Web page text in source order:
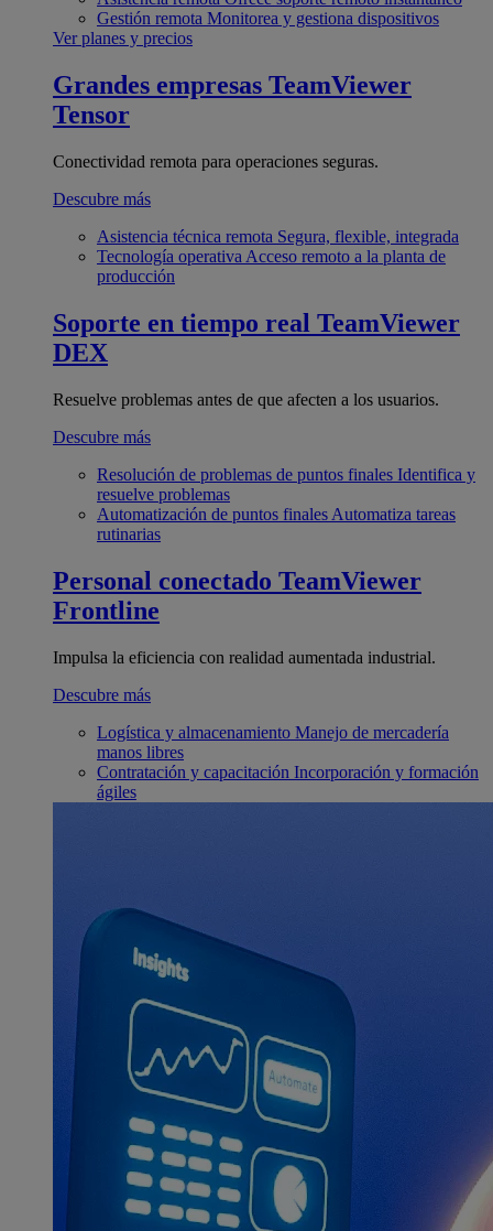
Gestión remota Monitorea y gestiona dispositivos
Ver planes y precios
Grandes empresas TeamViewer
Tensor
Conectividad remota para operaciones seguras.
Descubre más
Asistencia técnica remota Segura, flexible, integrada
Tecnología operativa Acceso remoto a la planta de
producción
Soporte en tiempo real TeamViewer
DEX
Resuelve problemas antes de que afecten a los usuarios.
Descubre más
Resolución de problemas de puntos finales Identifica y
resuelve problemas
Automatización de puntos finales Automatiza tareas
rutinarias
Personal conectado TeamViewer
Frontline
Impulsa la eficiencia con realidad aumentada industrial.
Descubre más
Logística y almacenamiento Manejo de mercadería
manos libres
Contratación y capacitación Incorporación y formación
ágiles